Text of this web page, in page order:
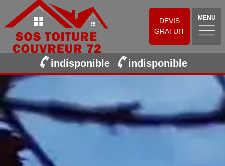
DEVIS
GRATUIT
MENU
indisponible indisponible